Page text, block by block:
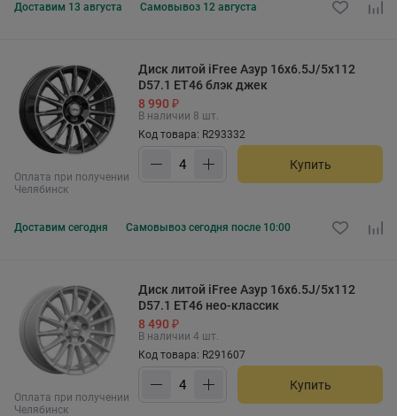
Доставим 13 августа Самовывоз 12 августа
Оплата при получении
Челябинск
Диск литой iFree Азур 16x6.5J/5x112
D57.1 ET46 блэк джек
8 990 ₽
В наличии 8 шт.
Код товара: R293332
Купить
Доставим сегодня Самовывоз сегодня после 10:00
Оплата при получении
Челябинск
Диск литой iFree Азур 16x6.5J/5x112
D57.1 ET46 нео-классик
8 490 ₽
В наличии 4 шт.
Код товара: R291607
Купить